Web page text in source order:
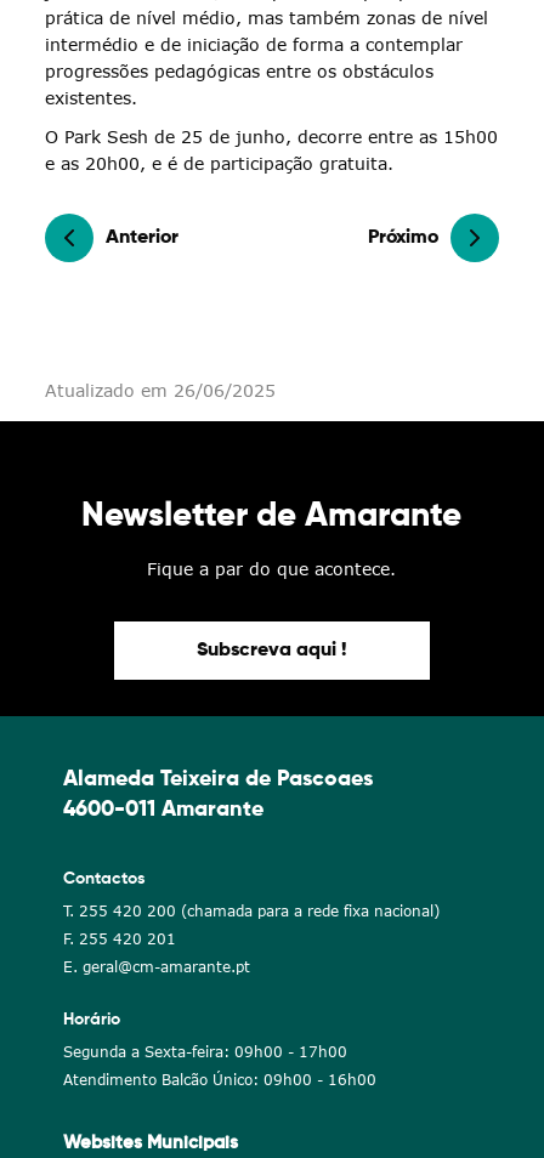
prática de nível médio, mas também zonas de nível
intermédio e de iniciação de forma a contemplar
progressões pedagógicas entre os obstáculos
existentes.
O Park Sesh de 25 de junho, decorre entre as 15h00
e as 20h00, e é de participação gratuita.
Anterior Próximo
Atualizado em 26/06/2025
Newsletter de Amarante
Fique a par do que acontece.
Subscreva aqui !
Alameda Teixeira de Pascoaes
4600-011 Amarante
Contactos
T. 255 420 200 (chamada para a rede fixa nacional)
F. 255 420 201
E. geral@cm-amarante.pt
Horário
Segunda a Sexta-feira: 09h00 - 17h00
Atendimento Balcão Único: 09h00 - 16h00
Websites Municipais